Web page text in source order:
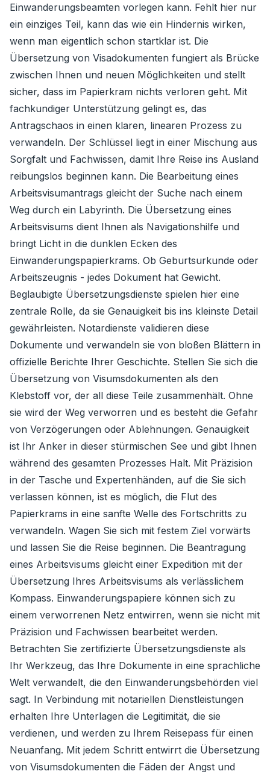
Einwanderungsbeamten vorlegen kann. Fehlt hier nur
ein einziges Teil, kann das wie ein Hindernis wirken,
wenn man eigentlich schon startklar ist. Die
Übersetzung von Visadokumenten fungiert als Brücke
zwischen Ihnen und neuen Möglichkeiten und stellt
sicher, dass im Papierkram nichts verloren geht. Mit
fachkundiger Unterstützung gelingt es, das
Antragschaos in einen klaren, linearen Prozess zu
verwandeln. Der Schlüssel liegt in einer Mischung aus
Sorgfalt und Fachwissen, damit Ihre Reise ins Ausland
reibungslos beginnen kann. Die Bearbeitung eines
Arbeitsvisumantrags gleicht der Suche nach einem
Weg durch ein Labyrinth. Die Übersetzung eines
Arbeitsvisums dient Ihnen als Navigationshilfe und
bringt Licht in die dunklen Ecken des
Einwanderungspapierkrams. Ob Geburtsurkunde oder
Arbeitszeugnis - jedes Dokument hat Gewicht.
Beglaubigte Übersetzungsdienste spielen hier eine
zentrale Rolle, da sie Genauigkeit bis ins kleinste Detail
gewährleisten. Notardienste validieren diese
Dokumente und verwandeln sie von bloßen Blättern in
offizielle Berichte Ihrer Geschichte. Stellen Sie sich die
Übersetzung von Visumsdokumenten als den
Klebstoff vor, der all diese Teile zusammenhält. Ohne
sie wird der Weg verworren und es besteht die Gefahr
von Verzögerungen oder Ablehnungen. Genauigkeit
ist Ihr Anker in dieser stürmischen See und gibt Ihnen
während des gesamten Prozesses Halt. Mit Präzision
in der Tasche und Expertenhänden, auf die Sie sich
verlassen können, ist es möglich, die Flut des
Papierkrams in eine sanfte Welle des Fortschritts zu
verwandeln. Wagen Sie sich mit festem Ziel vorwärts
und lassen Sie die Reise beginnen. Die Beantragung
eines Arbeitsvisums gleicht einer Expedition mit der
Übersetzung Ihres Arbeitsvisums als verlässlichem
Kompass. Einwanderungspapiere können sich zu
einem verworrenen Netz entwirren, wenn sie nicht mit
Präzision und Fachwissen bearbeitet werden.
Betrachten Sie zertifizierte Übersetzungsdienste als
Ihr Werkzeug, das Ihre Dokumente in eine sprachliche
Welt verwandelt, die den Einwanderungsbehörden viel
sagt. In Verbindung mit notariellen Dienstleistungen
erhalten Ihre Unterlagen die Legitimität, die sie
verdienen, und werden zu Ihrem Reisepass für einen
Neuanfang. Mit jedem Schritt entwirrt die Übersetzung
von Visumsdokumenten die Fäden der Angst und